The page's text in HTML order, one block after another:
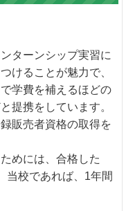
ターンシップ実習に
けることが魅力で、
学費を補えるほどの
提携をしています。
販売者資格の取得を
めには、合格した
当校であれば、1年間